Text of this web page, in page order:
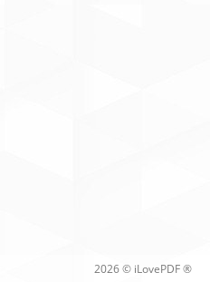
2026 © iLovePDF ®